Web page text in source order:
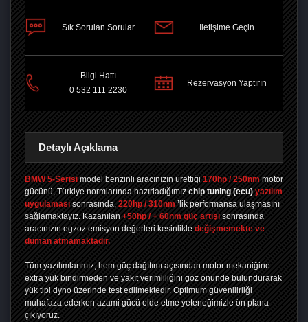
Sık Sorulan Sorular İletişime Geçin
Bilgi Hattı
0 532 111 2230
Rezervasyon Yaptırın
Detaylı Açıklama
BMW 5-Serisi model benzinli aracınızın ürettiği 170hp / 250nm motor
gücünü, Türkiye normlarında hazırladığımız chip tuning (ecu) yazılım
uygulaması sonrasında, 220hp / 310nm ’lik performansa ulaşmasını
sağlamaktayız. Kazanılan +50hp / + 60nm güç artışı sonrasında
aracınızın egzoz emisyon değerleri kesinlikle değişmemekte ve
duman atmamaktadır.
Tüm yazılımlarımız, hem güç dağıtımı açısından motor mekaniğine
extra yük bindirmeden ve yakıt verimliliğini göz önünde bulundurarak
yük tipi dyno üzerinde test edilmektedir. Optimum güvenilirliği
muhafaza ederken azami gücü elde etme yeteneğimizle ön plana
çıkıyoruz.